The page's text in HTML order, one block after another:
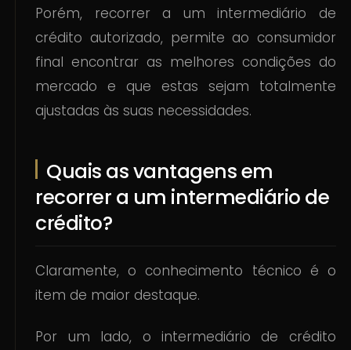
Porém, recorrer a um intermediário de
crédito autorizado, permite ao consumidor
final encontrar as melhores condições do
mercado e que estas sejam totalmente
ajustadas às suas necessidades.
Quais as vantagens em
recorrer a um intermediário de
crédito?
Claramente, o conhecimento técnico é o
item de maior destaque.
Por um lado, o intermediário de crédito